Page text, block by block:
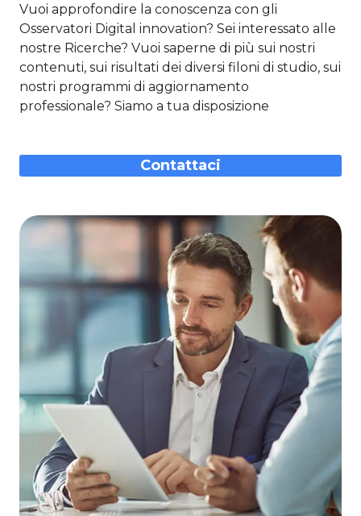
Vuoi approfondire la conoscenza con gli
Osservatori Digital innovation? Sei interessato alle
nostre Ricerche? Vuoi saperne di più sui nostri
contenuti, sui risultati dei diversi filoni di studio, sui
nostri programmi di aggiornamento
professionale? Siamo a tua disposizione
Contattaci